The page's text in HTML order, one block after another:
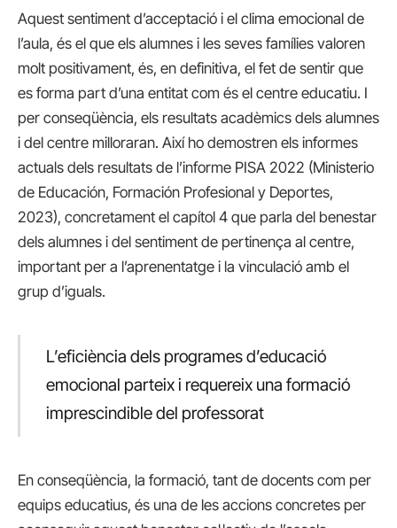
Aquest sentiment d’acceptació i el clima emocional de
l’aula, és el que els alumnes i les seves famílies valoren
molt positivament, és, en definitiva, el fet de sentir que
es forma part d’una entitat com és el centre educatiu. I
per conseqüència, els resultats acadèmics dels alumnes
i del centre milloraran. Així ho demostren els informes
actuals dels resultats de l’informe PISA 2022 (Ministerio
de Educación, Formación Profesional y Deportes,
2023), concretament el capítol 4 que parla del benestar
dels alumnes i del sentiment de pertinença al centre,
important per a l’aprenentatge i la vinculació amb el
grup d’iguals.
L’eficiència dels programes d’educació
emocional parteix i requereix una formació
imprescindible del professorat
En conseqüència, la formació, tant de docents com per
equips educatius, és una de les accions concretes per